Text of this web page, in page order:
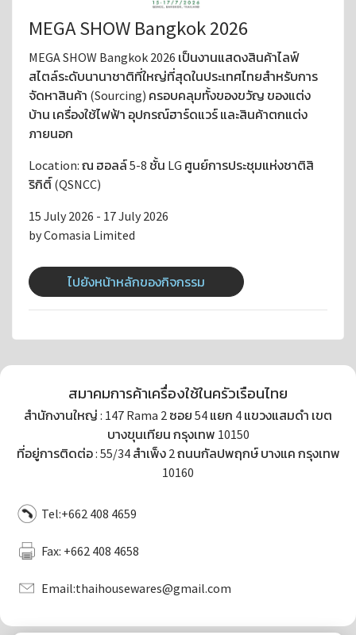
MEGA SHOW Bangkok 2026
MEGA SHOW Bangkok 2026 เป็นงานแสดงสินค้าไลฟ์
สไตล์ระดับนานาชาติที่ใหญ่ที่สุดในประเทศไทยสำหรับการ
จัดหาสินค้า (Sourcing) ครอบคลุมทั้งของขวัญ ของแต่ง
บ้าน เครื่องใช้ไฟฟ้า อุปกรณ์ฮาร์ดแวร์ และสินค้าตกแต่ง
ภายนอก
Location: ณ ฮอลล์ 5-8 ชั้น LG ศูนย์การประชุมแห่งชาติสิ
ริกิติ์ (QSNCC)
15 July 2026 - 17 July 2026
by Comasia Limited
ไปยังหน้าหลักของกิจกรรม
สมาคมการค้าเครื่องใช้ในครัวเรือนไทย
สำนักงานใหญ่ : 147 Rama 2 ซอย 54 แยก 4 แขวงแสมดำ เขต
บางขุนเทียน กรุงเทพ 10150
ที่อยู่การติดต่อ : 55/34 สำเพ็ง 2 ถนนกัลปพฤกษ์ บางแค กรุงเทพ
10160
Tel:+662 408 4659
Fax: +662 408 4658
Email:thaihousewares@gmail.com